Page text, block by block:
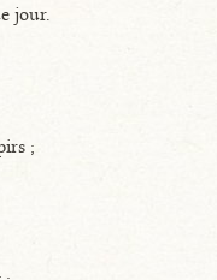
jour.
;